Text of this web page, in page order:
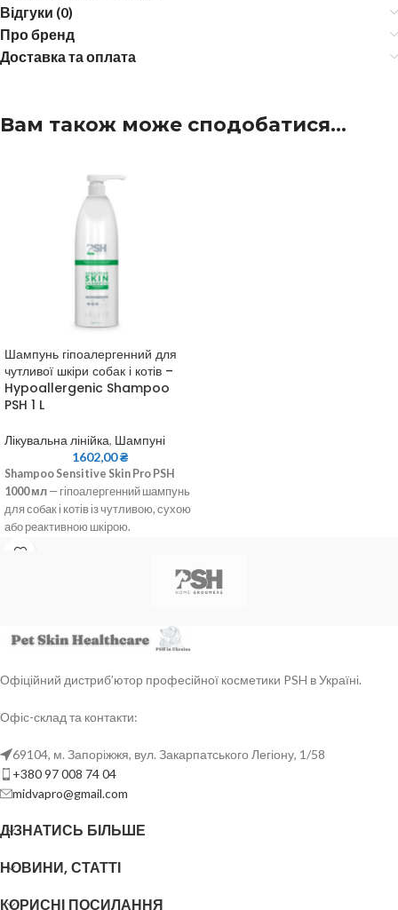
Відгуки (0)
Про бренд
Доставка та оплата
Вам також може сподобатися…
Шампунь гіпоалергенний для
чутливої шкіри собак і котів –
Hypoallergenic Shampoo
PSH 1 L
Лікувальна лінійка, Шампуні
1602,00₴
Shampoo Sensitive Skin Pro PSH
1000 мл — гіпоалергенний шампунь
для собак і котів із чутливою, сухою
або реактивною шкірою.
М’яке очищення:
підходить як перший етап перед
кондиціонером Sensitive Skin Pro PSH.
для грумінг-салонів, ветеринарних
використання.
Офіційний дистриб’ютор професійної косметики PSH в Україні.
Офіс-склад та контакти:
69104, м. Запоріжжя, вул. Закарпатського Легіону, 1/58
+380 97 008 74 04
midvapro@gmail.com
ДІЗНАТИСЬ БІЛЬШЕ
НОВИНИ, СТАТТІ
КОРИСНІ ПОСИЛАННЯ